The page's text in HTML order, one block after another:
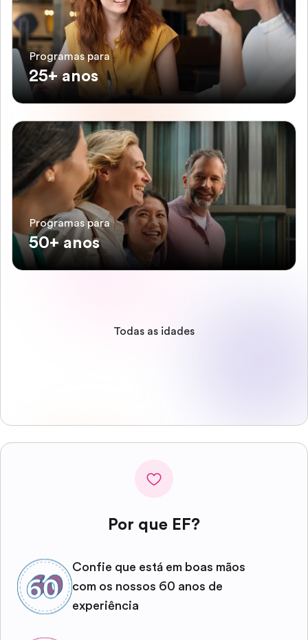
Programas para
25+ anos
Programas para
50+ anos
Todas as idades
Por que EF?
Confie que está em boas mãos
com os nossos 60 anos de
experiência